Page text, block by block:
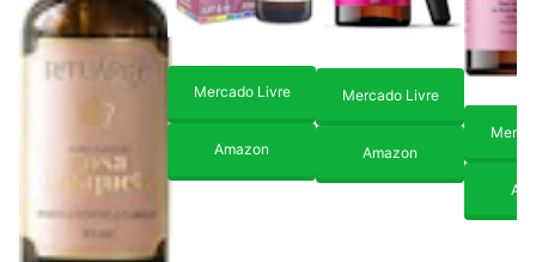
Mercado Livre
Amazon
Mercado Livre
Amazon